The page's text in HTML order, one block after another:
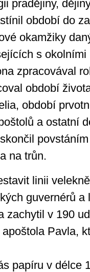
pradějiny,
období do
okamžiky
s okolními
zpracovával
období
období
a ostatní
na trůn.
linii
guvernérů a
zachytil v 190
Pavla,
papíru v délce